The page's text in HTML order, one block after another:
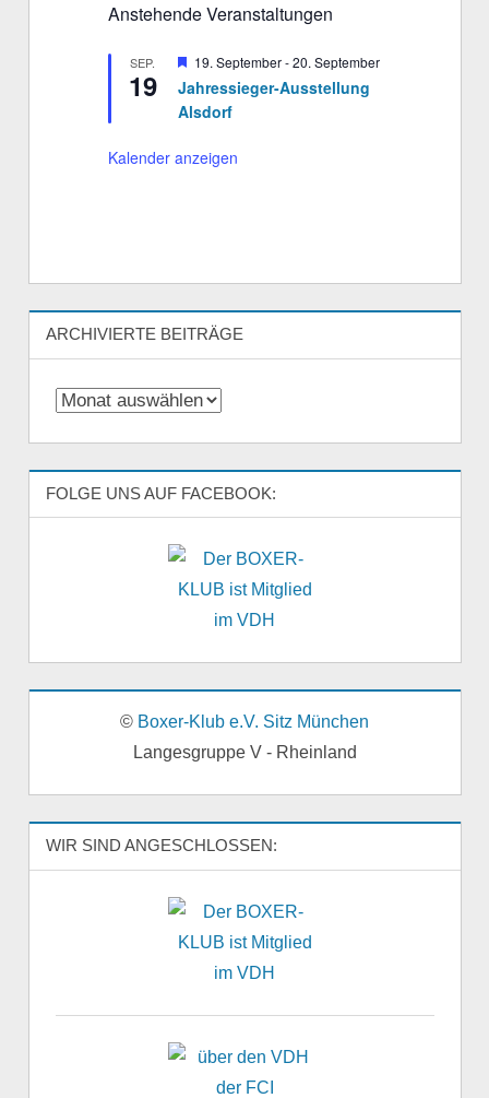
Anstehende Veranstaltungen
SEP.
19
H
e
r
v
g
19. September-20. September
Jahressieger-Ausstellung
Alsdorf
Kalender anzeigen
ARCHIVIERTE BEITRÄGE
Archivierte
FOLGE UNS AUF FACEBOOK:
© Boxer-Klub e.V. Sitz München
Langesgruppe V - Rheinland
WIR SIND ANGESCHLOSSEN: